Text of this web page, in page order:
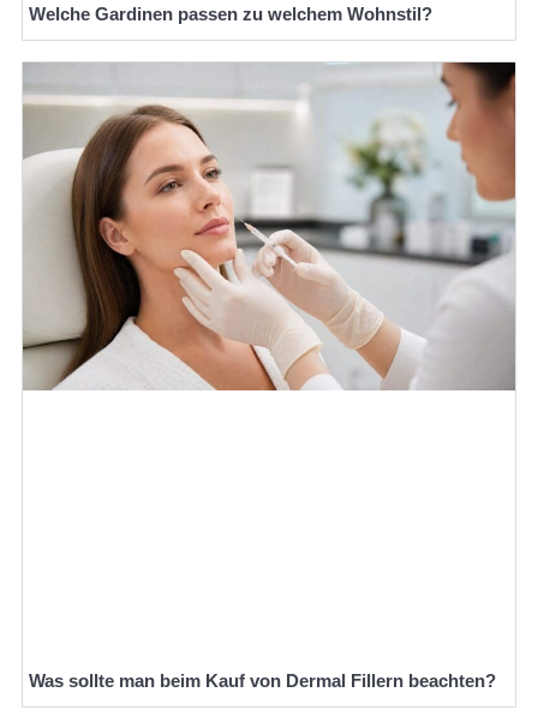
Welche Gardinen passen zu welchem Wohnstil?
Was sollte man beim Kauf von Dermal Fillern beachten?